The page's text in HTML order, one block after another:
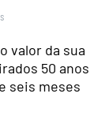
valor da sua
50 anos
seis meses